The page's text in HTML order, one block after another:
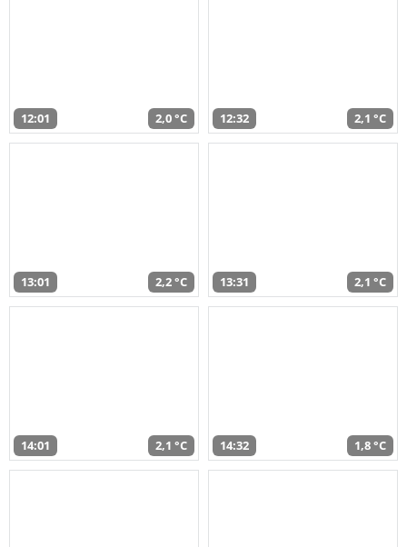
12:01 2,0 °C 12:32 2,1 °C
13:01 2,2 °C 13:31 2,1 °C
14:01 2,1 °C 14:32 1,8 °C